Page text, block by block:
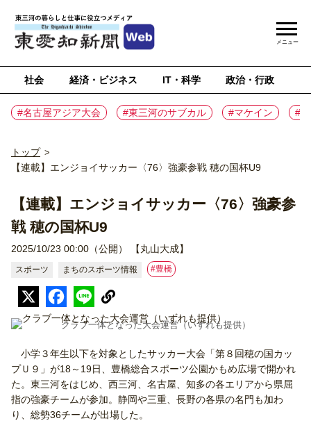
社会 経済・ビジネス IT・科学 政治・行政
#名古屋アジア大会 #東三河のサブカル #マケイン #
メニュー
トップ >
【連載】エンジョイサッカー〈76〉強豪参戦 穂の国杯U9
【連載】エンジョイサッカー〈76〉強豪参
戦 穂の国杯U9
2025/10/23 00:00（公開） 【丸山大成】
スポーツ まちのスポーツ情報 #豊橋
クラブ一体となった大会運営（いずれも提供）
小学３年生以下を対象としたサッカー大会「第８回穂の国カッ
プＵ９」が18～19日、豊橋総合スポーツ公園かもめ広場で開かれ
た。東三河をはじめ、西三河、名古屋、知多の各エリアから県屈
指の強豪チームが参加。静岡や三重、長野の各県の名門も加わ
り、総勢36チームが出場した。